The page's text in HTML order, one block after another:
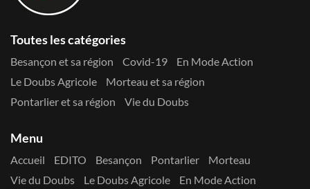
Toutes les catégories
Besançon et sa région Covid-19
En Mode Action
Le Doubs Agricole
Morteau et sa région
Pontarlier et sa région
Vie du Doubs
Menu
Accueil EDITO Besançon Pontarlier
Morteau
Vie du Doubs
Le Doubs Agricole En Mode Action